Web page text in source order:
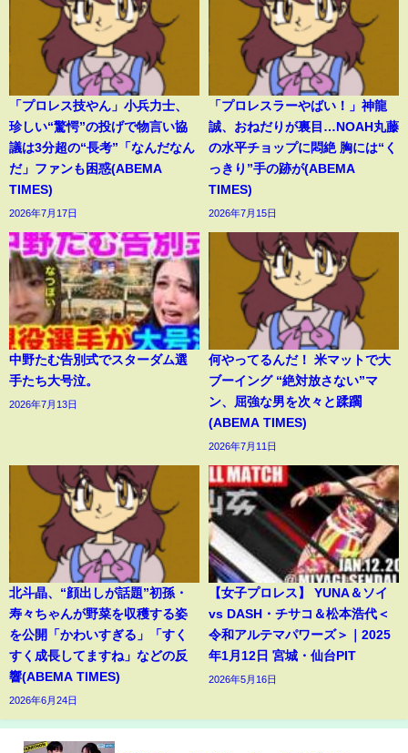
「プロレス技やん」小兵力士、
珍しい“驚愕”の投げで物言い協
議は3分超の“長考”「なんだなん
だ」ファンも困惑(ABEMA
TIMES)
2026年7月17日
「プロレスラーやばい！」神龍
誠、おねだりが裏目…NOAH丸藤
の水平チョップに悶絶 胸には“く
っきり”手の跡が(ABEMA
TIMES)
2026年7月15日
中野たむ告別式でスターダム選
手たち大号泣。
2026年7月13日
何やってるんだ！ 米マットで大
ブーイング “絶対放さない”マ
ン、屈強な男を次々と蹂躙
(ABEMA TIMES)
2026年7月11日
北斗晶、“顔出しが話題”初孫・
寿々ちゃんが野菜を収穫する姿
を公開「かわいすぎる」「すく
すく成長してますね」などの反
響(ABEMA TIMES)
2026年6月24日
【女子プロレス】 YUNA＆ソイ
vs DASH・チサコ＆松本浩代＜
令和アルテマパワーズ＞｜2025
年1月12日 宮城・仙台PIT
2026年5月16日